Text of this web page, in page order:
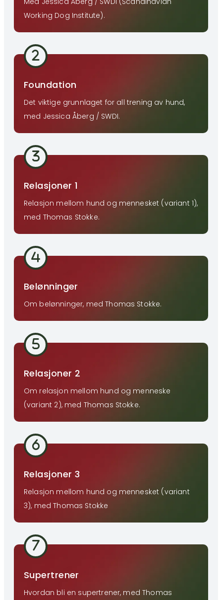
Working Dog Institute).
Foundation
Det viktige grunnlaget for all trening av hund,
med Jessica Åberg / SWDI.
Relasjoner 1
Relasjon mellom hund og mennesket (variant 1),
med Thomas Stokke.
Belønninger
Om belønninger, med Thomas Stokke.
Relasjoner 2
Om relasjon mellom hund og menneske
(variant 2), med Thomas Stokke.
Relasjoner 3
Relasjon mellom hund og mennesket (variant
3), med Thomas Stokke
Supertrener
Hvordan bli en supertrener, med Thomas